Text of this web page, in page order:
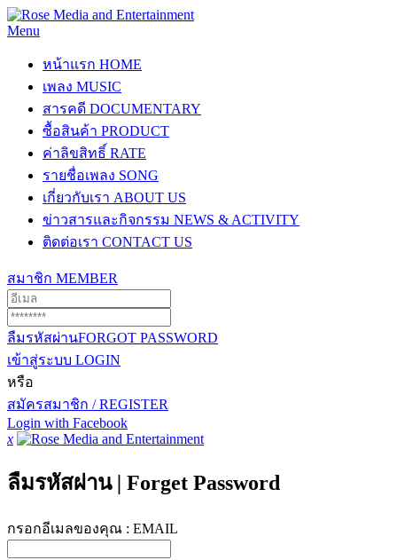
Menu
หน้าแรก HOME
เพลง MUSIC
สารคดี DOCUMENTARY
ซื้อสินค้า PRODUCT
ค่าลิขสิทธิ์ RATE
รายชื่อเพลง SONG
เกี่ยวกับเรา ABOUT US
ข่าวสารและกิจกรรม NEWS & ACTIVITY
ติดต่อเรา CONTACT US
สมาชิก MEMBER
ลืมรหัสผ่านFORGOT PASSWORD
เข้าสู่ระบบ LOGIN
หรือ
สมัครสมาชิก / REGISTER
Login with Facebook
x
ลืมรหัสผ่าน | Forget Password
กรอกอีเมลของคุณ : EMAIL